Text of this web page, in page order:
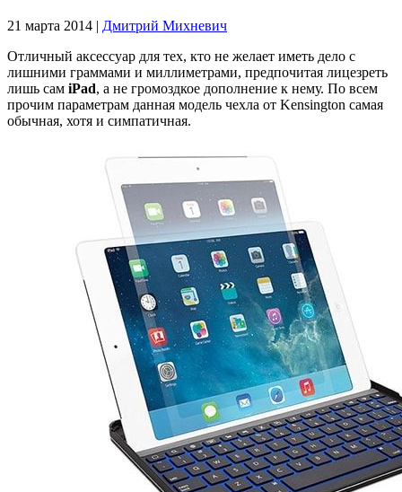
21 марта 2014 | Дмитрий Михневич
Отличный аксессуар для тех, кто не желает иметь дело с
лишними граммами и миллиметрами, предпочитая лицезреть
лишь сам iPad, а не громоздкое дополнение к нему. По всем
прочим параметрам данная модель чехла от Kensington самая
обычная, хотя и симпатичная.